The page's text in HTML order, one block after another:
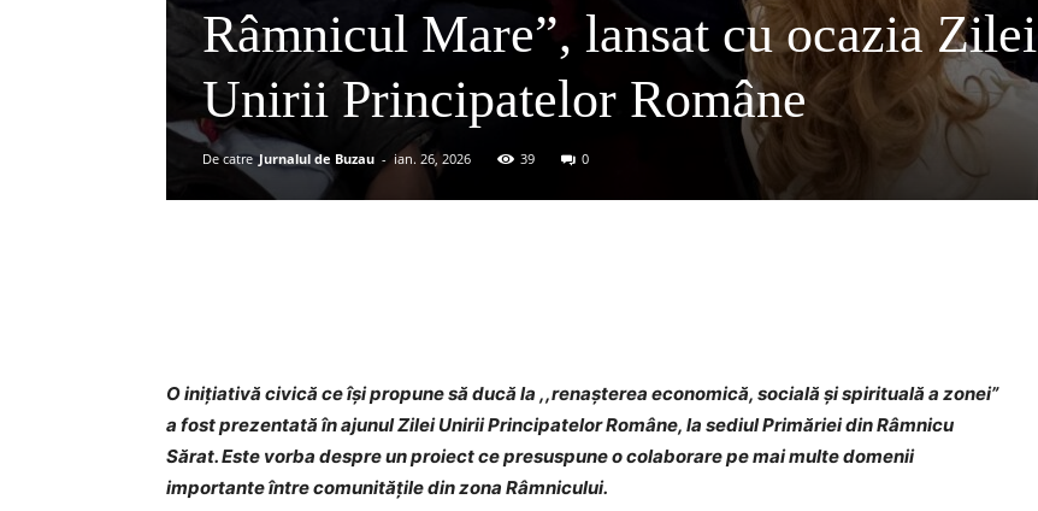
Râmnicul Mare”, lansat cu ocazia Zilei
Unirii Principatelor Române
De catre Jurnalul de Buzau - ian. 26, 2026 39 0
O inițiativă civică ce își propune să ducă la ,,renașterea economică, socială și spirituală a zonei”
a fost prezentată în ajunul Zilei Unirii Principatelor Române, la sediul Primăriei din Râmnicu
Sărat. Este vorba despre un proiect ce presuspune o colaborare pe mai multe domenii
importante între comunitățile din zona Râmnicului.